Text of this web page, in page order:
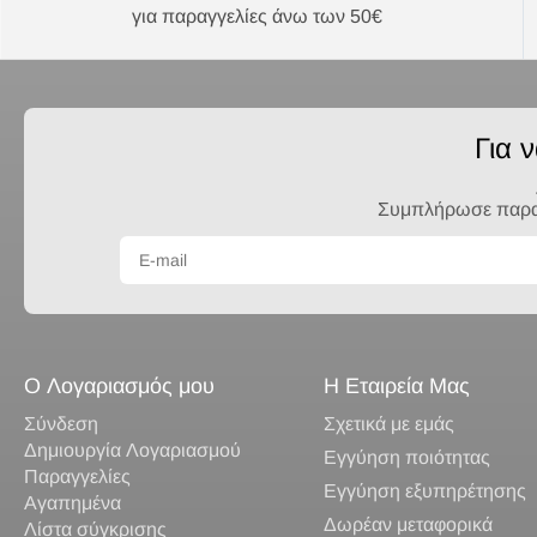
για παραγγελίες άνω των 50€
Για
Συμπλήρωσε
Ο Λογαριασμός μου
Σύνδεση
Δημιουργία Λογαριασμού
Παραγγελίες
Αγαπημένα
Λίστα σύγκρισης
Η Εταιρεία Μας
Σχετικά με εμάς
Εγγύηση ποιότητας
Εγγύηση εξυπηρέτησης
Δωρέαν μεταφορικά